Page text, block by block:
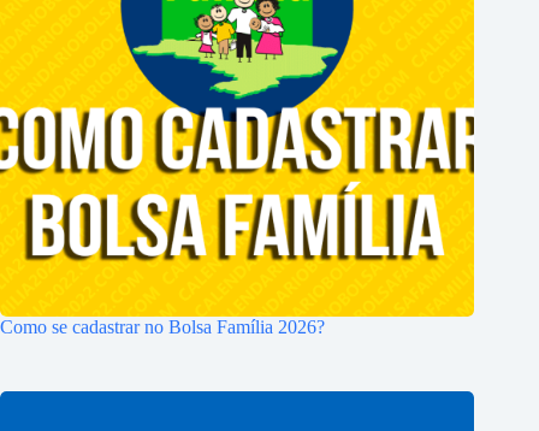
Como se cadastrar no Bolsa Família 2026?